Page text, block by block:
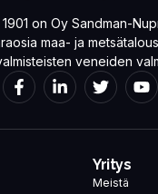
on Oy Sandman-
maa- ja
veneiden
Yritys
Meistä